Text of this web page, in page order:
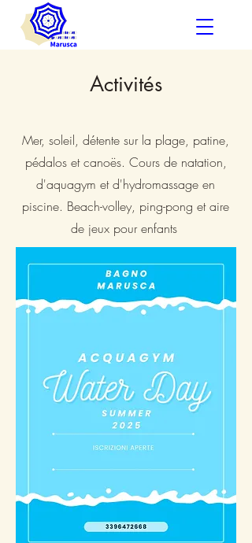
Activités
Mer, soleil, détente sur la plage, patine,
pédalos et canoës. Cours de natation,
d'aquagym et d'hydromassage en
piscine. Beach-volley, ping-pong et aire
de jeux pour enfants